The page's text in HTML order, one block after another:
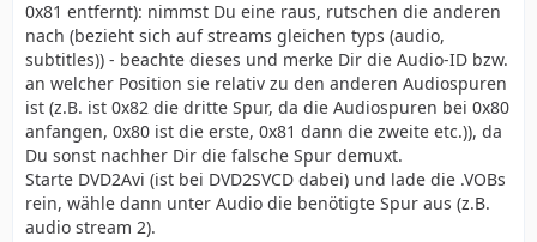
0x81 entfernt): nimmst Du eine raus, rutschen die anderen
nach (bezieht sich auf streams gleichen typs (audio,
subtitles)) - beachte dieses und merke Dir die Audio-ID bzw.
an welcher Position sie relativ zu den anderen Audiospuren
ist (z.B. ist 0x82 die dritte Spur, da die Audiospuren bei 0x80
anfangen, 0x80 ist die erste, 0x81 dann die zweite etc.)), da
Du sonst nachher Dir die falsche Spur demuxt.
Starte DVD2Avi (ist bei DVD2SVCD dabei) und lade die .VOBs
rein, wähle dann unter Audio die benötigte Spur aus (z.B.
audio stream 2).